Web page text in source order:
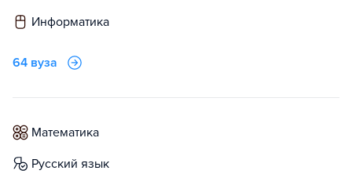
информатика
64 вуза
математика
русский язык